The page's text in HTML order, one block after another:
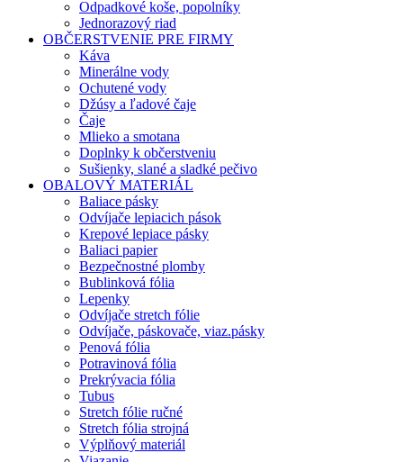
Odpadkové koše, popolníky
Jednorazový riad
OBČERSTVENIE PRE FIRMY
Káva
Minerálne vody
Ochutené vody
Džúsy a ľadové čaje
Čaje
Mlieko a smotana
Doplnky k občerstveniu
Sušienky, slané a sladké pečivo
OBALOVÝ MATERIÁL
Baliace pásky
Odvíjače lepiacich pások
Krepové lepiace pásky
Baliaci papier
Bezpečnostné plomby
Bublinková fólia
Lepenky
Odvíjače stretch fólie
Odvíjače, páskovače, viaz.pásky
Penová fólia
Potravinová fólia
Prekrývacia fólia
Tubus
Stretch fólie ručné
Stretch fólia strojná
Výplňový materiál